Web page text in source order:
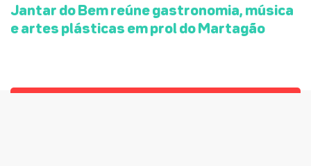
Jantar do Bem reúne gastronomia, música
e artes plásticas em prol do Martagão